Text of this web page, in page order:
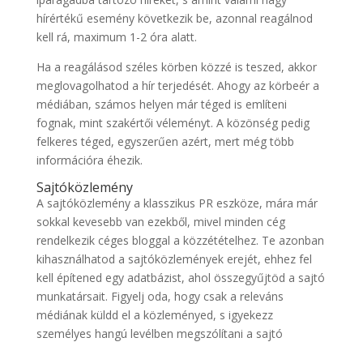
hírértékű esemény következik be, azonnal reagálnod
kell rá, maximum 1-2 óra alatt.
Ha a reagálásod széles körben közzé is teszed, akkor
meglovagolhatod a hír terjedését. Ahogy az körbeér a
médiában, számos helyen már téged is említeni
fognak, mint szakértői véleményt. A közönség pedig
felkeres téged, egyszerűen azért, mert még több
információra éhezik.
Sajtóközlemény
A sajtóközlemény a klasszikus PR eszköze, mára már
sokkal kevesebb van ezekből, mivel minden cég
rendelkezik céges bloggal a közzétételhez. Te azonban
kihasználhatod a sajtóközlemények erejét, ehhez fel
kell építened egy adatbázist, ahol összegyűjtöd a sajtó
munkatársait. Figyelj oda, hogy csak a releváns
médiának küldd el a közleményed, s igyekezz
személyes hangú levélben megszólítani a sajtó